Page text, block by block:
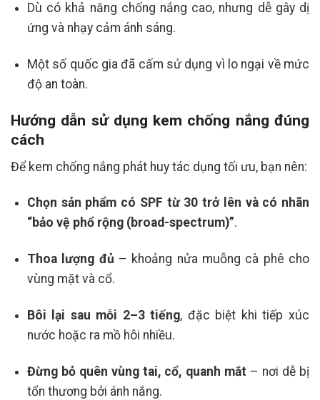
Dù có khả năng chống nắng cao, nhưng dễ gây dị
ứng và nhạy cảm ánh sáng.
Một số quốc gia đã cấm sử dụng vì lo ngại về mức
độ an toàn.
Hướng dẫn sử dụng kem chống nắng đúng
cách
Để kem chống nắng phát huy tác dụng tối ưu, bạn nên:
Chọn sản phẩm có SPF từ 30 trở lên và có nhãn
“bảo vệ phổ rộng (broad-spectrum)”.
Thoa lượng đủ – khoảng nửa muỗng cà phê cho
vùng mặt và cổ.
Bôi lại sau mỗi 2–3 tiếng, đặc biệt khi tiếp xúc
nước hoặc ra mồ hôi nhiều.
Đừng bỏ quên vùng tai, cổ, quanh mắt – nơi dễ bị
tổn thương bởi ánh nắng.